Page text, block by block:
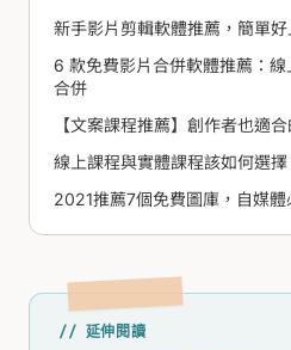
新手影片剪輯軟體推薦，簡單
6 款免費影片合併軟體推薦：
合併
【文案課程推薦】創作者也適
線上課程與實體課程該如何選
2021推薦7個免費圖庫，自媒
// 延伸閱讀